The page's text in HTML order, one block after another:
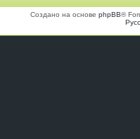
Создано на основе phpBB®